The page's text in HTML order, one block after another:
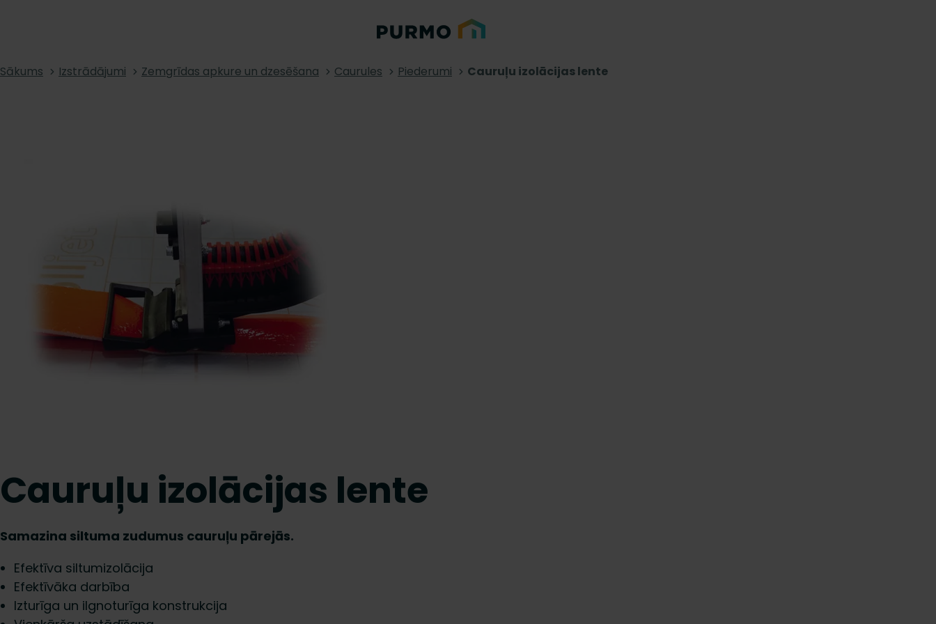
Sākums Izstrādājumi Zemgrīdas apkure un dzesēšana Caurules Piederumi Cauruļu izolācijas lente
Cauruļu izolācijas lente
Samazina siltuma zudumus cauruļu pārejās.
Efektīva siltumizolācija
Efektīvāka darbība
Izturīga un ilgnoturīga konstrukcija